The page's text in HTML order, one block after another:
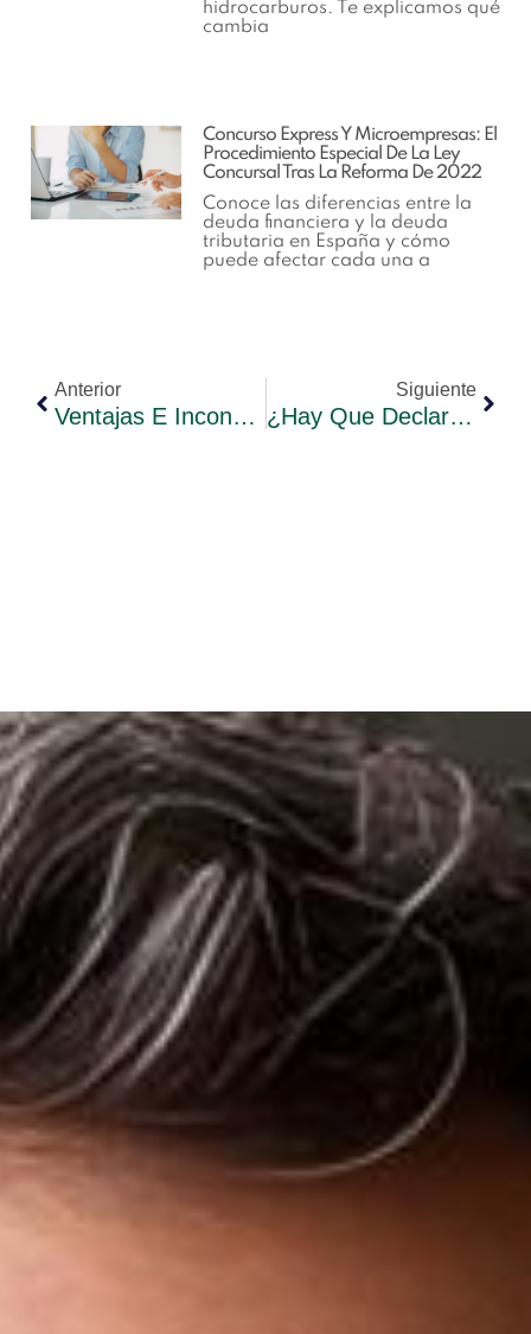
hidrocarburos. Te explicamos qué
cambia
Concurso Express Y Microempresas: El
Procedimiento Especial De La Ley
Concursal Tras La Reforma De 2022
Conoce las diferencias entre la
deuda financiera y la deuda
tributaria en España y cómo
puede afectar cada una a
Anterior
Ventajas E Inconvenientes De La Compraventa De Negocios
Siguiente
¿Hay Que Declarar Las Criptomonedas En Hacienda?